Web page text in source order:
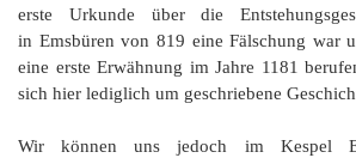
erste Urkunde über die
in Emsbüren von 819 eine Fälschung war
eine erste Erwähnung im Jahre 1181
sich hier lediglich um geschriebene
Wir können uns jedoch im Kespel